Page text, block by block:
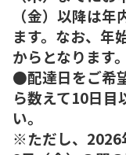
（金）以降は
ます。なお、年
からとなります。
●配達日をご希
ら数えて10日目
い。
※ただし、2026